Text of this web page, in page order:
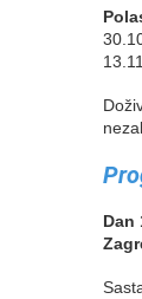
Dan